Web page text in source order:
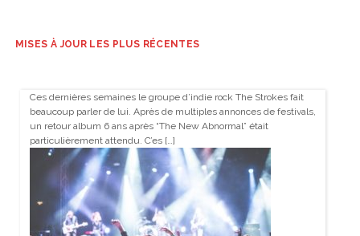
MISES À JOUR LES PLUS RÉCENTES
Ces dernières semaines le groupe d’indie rock The Strokes fait
beaucoup parler de lui. Après de multiples annonces de festivals,
un retour album 6 ans après “The New Abnormal” était
particulièrement attendu. C’es […]